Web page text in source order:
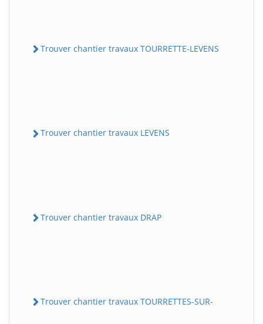
Trouver chantier travaux TOURRETTE-LEVENS
Trouver chantier travaux LEVENS
Trouver chantier travaux DRAP
Trouver chantier travaux TOURRETTES-SUR-